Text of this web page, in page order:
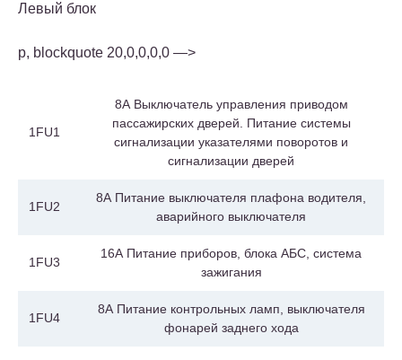
Левый блок
p, blockquote 20,0,0,0,0 —>
1FU1
8А Выключатель управления приводом
пассажирских дверей. Питание системы
сигнализации указателями поворотов и
сигнализации дверей
1FU2
8А Питание выключателя плафона водителя,
аварийного выключателя
1FU3
16А Питание приборов, блока АБС, система
зажигания
1FU4
8А Питание контрольных ламп, выключателя
фонарей заднего хода